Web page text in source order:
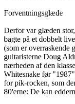
Forventningsglæde
Derfor var glæden
bagte på et dobbelt
(som er overraskende
guitaristerne Doug
nærheden af den
Whitesnake før
for pik-rocken, som
80'erne: De kan